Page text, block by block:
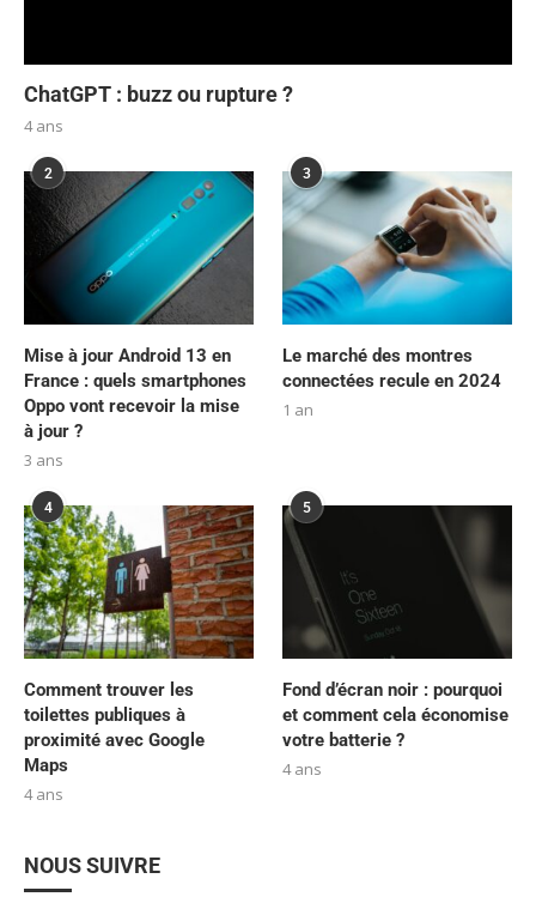
ChatGPT : buzz ou rupture ?
4 ans
2
Mise à jour Android 13 en
France : quels smartphones
Oppo vont recevoir la mise
à jour ?
3 ans
3
Le marché des montres
connectées recule en 2024
1 an
4
Comment trouver les
toilettes publiques à
proximité avec Google
Maps
4 ans
5
Fond d’écran noir : pourquoi
et comment cela économise
votre batterie ?
4 ans
NOUS SUIVRE